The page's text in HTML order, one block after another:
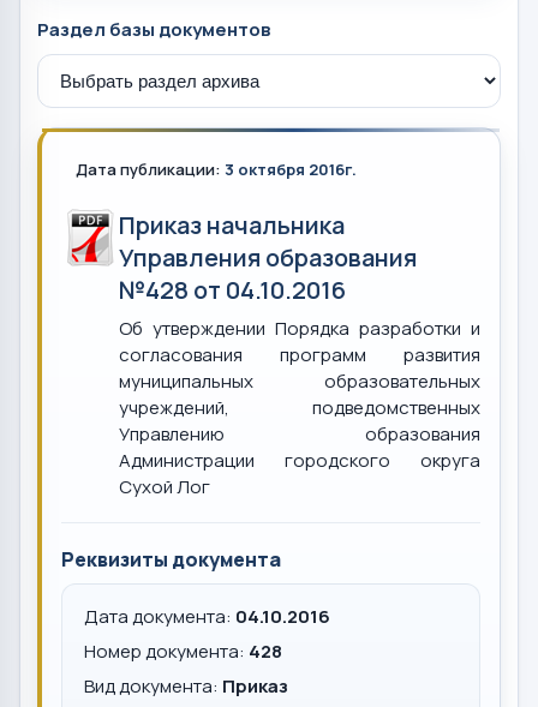
Раздел базы документов
Дата публикации: 3 октября 2016г.
Приказ начальника
Управления образования
№428 от 04.10.2016
Об утверждении Порядка разработки и
согласования программ развития
муниципальных образовательных
учреждений, подведомственных
Управлению образования
Администрации городского округа
Сухой Лог
Реквизиты документа
Дата документа: 04.10.2016
Номер документа: 428
Вид документа: Приказ